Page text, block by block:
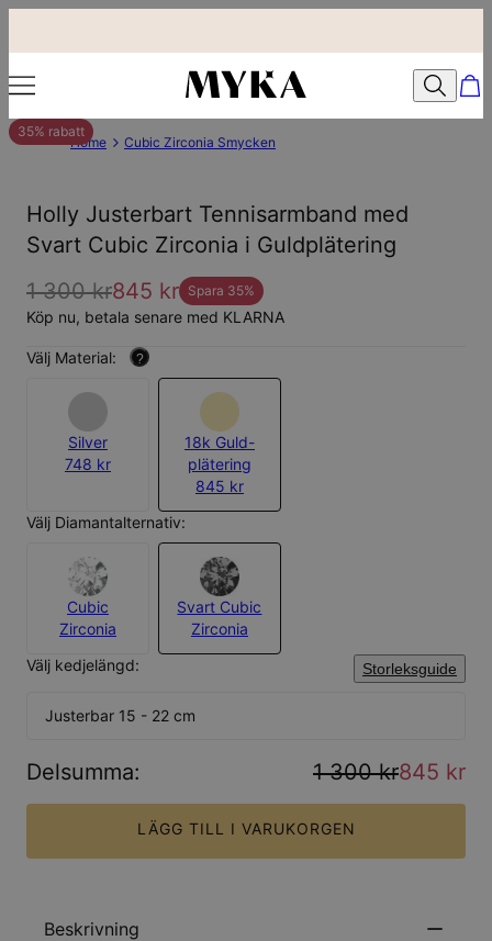
35% rabatt
Home Cubic Zirconia Smycken
Holly Justerbart Tennisarmband med
Svart Cubic Zirconia i Guldplätering
1 300 kr845 kr Spara 35%
Köp nu, betala senare med KLARNA
Välj Material: ?
Silver
748 kr
18k Guld-
plätering
845 kr
Välj Diamantalternativ:
Cubic
Zirconia
Svart Cubic
Zirconia
Välj kedjelängd:
Storleksguide
Justerbar 15 - 22 cm
Delsumma: 1 300 kr845 kr
LÄGG TILL I VARUKORGEN
Beskrivning